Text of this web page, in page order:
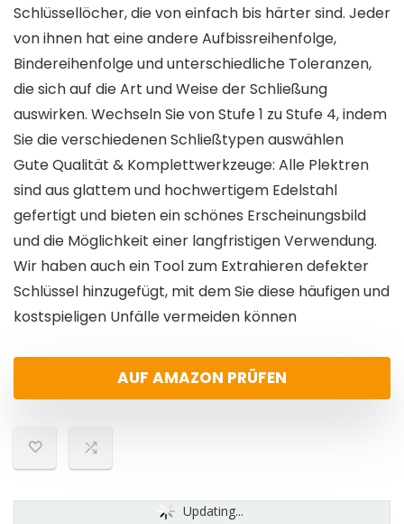
Schlüssellöcher, die von einfach bis härter sind. Jeder
von ihnen hat eine andere Aufbissreihenfolge,
Bindereihenfolge und unterschiedliche Toleranzen,
die sich auf die Art und Weise der Schließung
auswirken. Wechseln Sie von Stufe 1 zu Stufe 4, indem
Sie die verschiedenen Schließtypen auswählen
Gute Qualität & Komplettwerkzeuge: Alle Plektren
sind aus glattem und hochwertigem Edelstahl
gefertigt und bieten ein schönes Erscheinungsbild
und die Möglichkeit einer langfristigen Verwendung.
Wir haben auch ein Tool zum Extrahieren defekter
Schlüssel hinzugefügt, mit dem Sie diese häufigen und
kostspieligen Unfälle vermeiden können
AUF AMAZON PRÜFEN
Updating...